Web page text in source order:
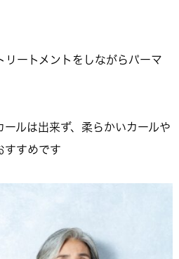
リートメントをしながらパーマ
ルは出来ず、柔らかいカールや
すすめです